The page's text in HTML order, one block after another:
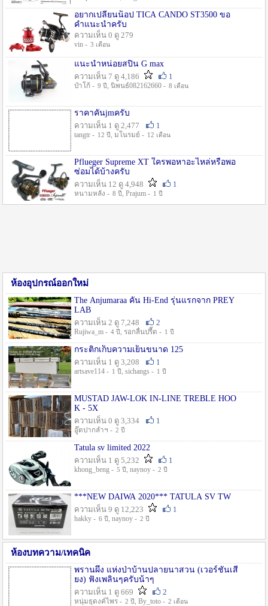
อยากเปลี่ยนน็อป TICA CANDO ST3500 ขอ
คำแนะนำครับ
ความเห็น 0 ดู 279
vin - 3 เดือน
แนะนำหน่อยสปิน G max
ความเห็น 7 ดู 4,186
1
ป๋าโก้ - 9 ปี , นิพนธ์082162660 - 8 เดือน
ราคาคันjmครับ
ความเห็น 1 ดู 2,477
1
tangtr - 12 ปี , มโนรมย์ - 12 เดือน
Pflueger Supreme XT ใครพอหาอะไหล่หรือพอ
ซ่อมได้บ้างครับ
ความเห็น 12 ดู 4,948
1
หนามหลัง - 8 ปี , Prajum - 1 ปี
ห้องอุปกรณ์ออกใหม่
The Anjumaraa คัน Hi-End รุ่นแรกจาก PREY
LAB
ความเห็น 2 ดู 7,248
2
Rujiwa_m - 4 ปี , รอกลื่นปรื๊ด - 1 ปี
กระติกเก็บความเย็นขนาด 125
ความเห็น 1 ดู 3,208
1
artsave114 - 1 ปี , sichangs - 1 ปี
MUSTAD JAW-LOK IN-LINE TREBLE HOO
K - 5X
ความเห็น 0 ดู 3,334
1
อู๊ดปากลำฯ - 2 ปี
Tatula sv limited 2022
ความเห็น 1 ดู 5,232
1
khong_beng - 5 ปี , naynoy - 2 ปี
***NEW DAIWA 2020*** TATULA SV TW
ความเห็น 9 ดู 12,223
1
hakky - 6 ปี , naynoy - 2 ปี
ห้องบทความ/เทคนิค
พรานผึ้ง แห่งป่าบ้านปลายนาสวน (เวอร์ชั่นเสี
ยง) ฟังเพลินๆครับน้าๆ
ความเห็น 1 ดู 669
2
หนุ่มธุดงค์ไพร - 2 ปี , By_toto - 2 เดือน